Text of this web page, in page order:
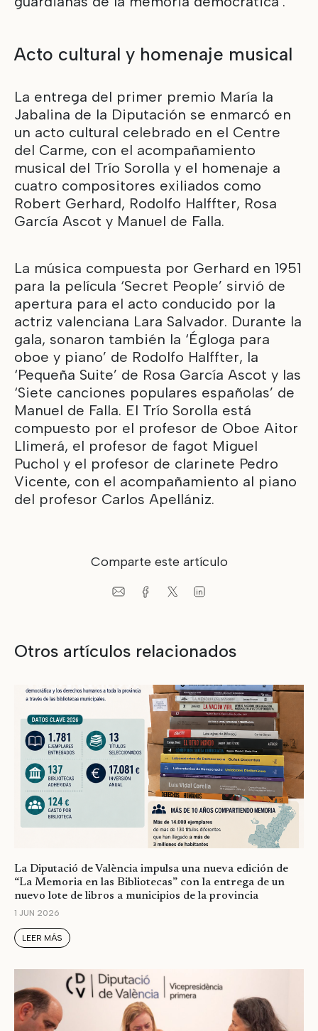
Acto cultural y homenaje musical
La entrega del primer premio María la
Jabalina de la Diputación se enmarcó en
un acto cultural celebrado en el Centre
del Carme, con el acompañamiento
musical del Trío Sorolla y el homenaje a
cuatro compositores exiliados como
Robert Gerhard, Rodolfo Halffter, Rosa
García Ascot y Manuel de Falla.
La música compuesta por Gerhard en 1951
para la película ‘Secret People’ sirvió de
apertura para el acto conducido por la
actriz valenciana Lara Salvador. Durante la
gala, sonaron también la ‘Égloga para
oboe y piano’ de Rodolfo Halffter, la
‘Pequeña Suite’ de Rosa García Ascot y las
‘Siete canciones populares españolas’ de
Manuel de Falla. El Trío Sorolla está
compuesto por el profesor de Oboe Aitor
Llimerá, el profesor de fagot Miguel
Puchol y el profesor de clarinete Pedro
Vicente, con el acompañamiento al piano
del profesor Carlos Apellániz.
Comparte este artículo
Otros artículos relacionados
La Diputació de València impulsa una nueva edición de
“La Memoria en las Bibliotecas” con la entrega de un
nuevo lote de libros a municipios de la provincia
1 JUN 2026
LEER MÁS